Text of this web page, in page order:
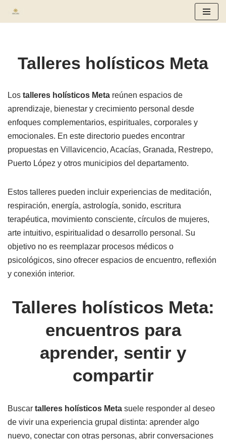
contenido
Talleres holísticos Meta
Los talleres holísticos Meta reúnen espacios de
aprendizaje, bienestar y crecimiento personal desde
enfoques complementarios, espirituales, corporales y
emocionales. En este directorio puedes encontrar
propuestas en Villavicencio, Acacías, Granada, Restrepo,
Puerto López y otros municipios del departamento.
Estos talleres pueden incluir experiencias de meditación,
respiración, energía, astrología, sonido, escritura
terapéutica, movimiento consciente, círculos de mujeres,
arte intuitivo, espiritualidad o desarrollo personal. Su
objetivo no es reemplazar procesos médicos o
psicológicos, sino ofrecer espacios de encuentro, reflexión
y conexión interior.
Talleres holísticos Meta:
encuentros para
aprender, sentir y
compartir
Buscar talleres holísticos Meta suele responder al deseo
de vivir una experiencia grupal distinta: aprender algo
nuevo, conectar con otras personas, abrir conversaciones